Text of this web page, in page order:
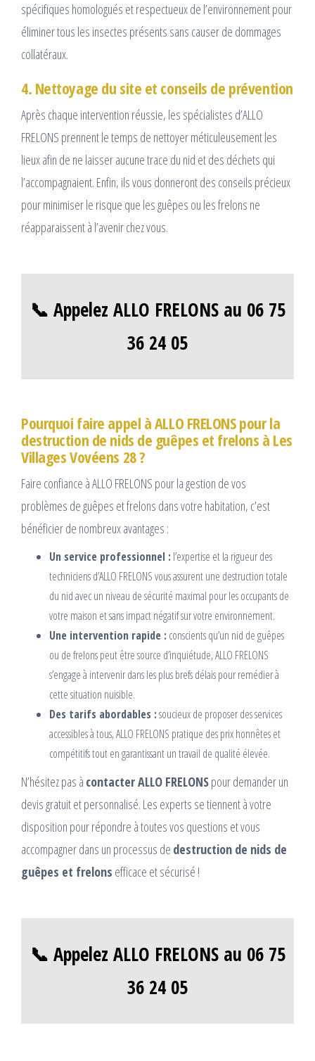
spécifiques homologués et respectueux de l’environnement pour
éliminer tous les insectes présents sans causer de dommages
collatéraux.
4. Nettoyage du site et conseils de prévention
Après chaque intervention réussie, les spécialistes d’ALLO
FRELONS prennent le temps de nettoyer méticuleusement les
lieux afin de ne laisser aucune trace du nid et des déchets qui
l’accompagnaient. Enfin, ils vous donneront des conseils précieux
pour minimiser le risque que les guêpes ou les frelons ne
réapparaissent à l’avenir chez vous.
📞 Appelez ALLO FRELONS au 06 75
36 24 05
Pourquoi faire appel à ALLO FRELONS pour la
destruction de nids de guêpes et frelons à Les
Villages Vovéens 28 ?
Faire confiance à ALLO FRELONS pour la gestion de vos
problèmes de guêpes et frelons dans votre habitation, c’est
bénéficier de nombreux avantages :
Un service professionnel : l’expertise et la rigueur des
techniciens d’ALLO FRELONS vous assurent une destruction totale
du nid avec un niveau de sécurité maximal pour les occupants de
votre maison et sans impact négatif sur votre environnement.
Une intervention rapide : conscients qu’un nid de guêpes
ou de frelons peut être source d’inquiétude, ALLO FRELONS
s’engage à intervenir dans les plus brefs délais pour remédier à
cette situation nuisible.
Des tarifs abordables :soucieux de proposer des services
accessibles à tous, ALLO FRELONS pratique des prix honnêtes et
compétitifs tout en garantissant un travail de qualité élevée.
N’hésitez pas à contacter ALLO FRELONSpour demander un
devis gratuit et personnalisé. Les experts se tiennent à votre
disposition pour répondre à toutes vos questions et vous
accompagner dans un processus de destruction de nids de
guêpes et frelons efficace et sécurisé !
📞 Appelez ALLO FRELONS au 06 75
36 24 05